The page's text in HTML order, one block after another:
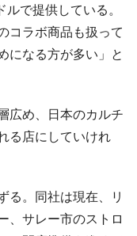
で提供している。
コラボ商品も扱って
になる方が多い」と
広め、日本のカルチ
る店にしていけれ
る。同社は現在、リ
、サレー市のストロ